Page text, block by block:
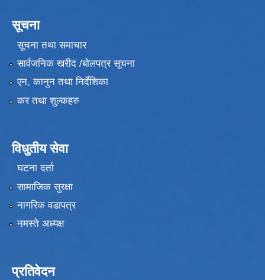
सूचना
सूचना तथा समाचार
सार्वजनिक खरीद /बोलपत्र सूचना
एन, कानुन तथा निर्देशिका
कर तथा शुल्कहरु
विधुतीय सेवा
घटना दर्ता
सामाजिक सुरक्षा
नागरिक वडापत्र
नमस्ते अध्यक्ष
प्रतिवेदन